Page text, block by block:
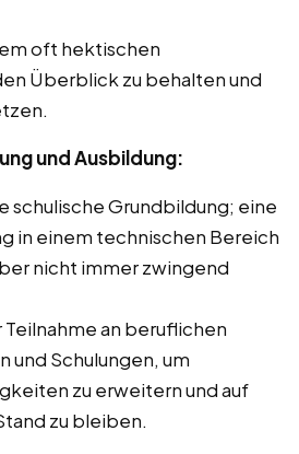
oft hektischen
Überblick zu behalten und
und Ausbildung:
schulische Grundbildung; eine
in einem technischen Bereich
nicht immer zwingend
an beruflichen
und Schulungen, um
zu erweitern und auf
zu bleiben.